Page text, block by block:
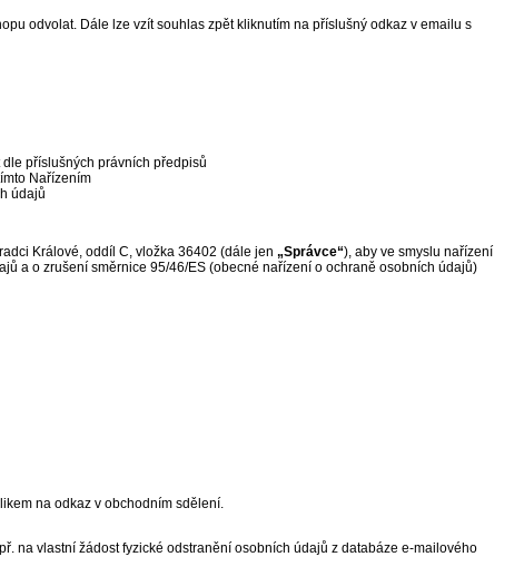
odvolat. Dále lze vzít souhlas zpět kliknutím na příslušný odkaz v emailu s
příslušných právních předpisů
Nařízením
údajů
Králové, oddíl C, vložka 36402 (dále jen „Správce“), aby ve smyslu nařízení
a o zrušení směrnice 95/46/ES (obecné nařízení o ochraně osobních údajů)
na odkaz v obchodním sdělení.
na vlastní žádost fyzické odstranění osobních údajů z databáze e-mailového